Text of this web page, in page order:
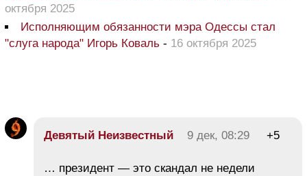
октября 2025
Исполняющим обязанности мэра Одессы стал
"слуга народа" Игорь Коваль - 16 октября 2025
Девятый Неизвестный 9 дек, 08:29 +5
… президент — это скандал не недели